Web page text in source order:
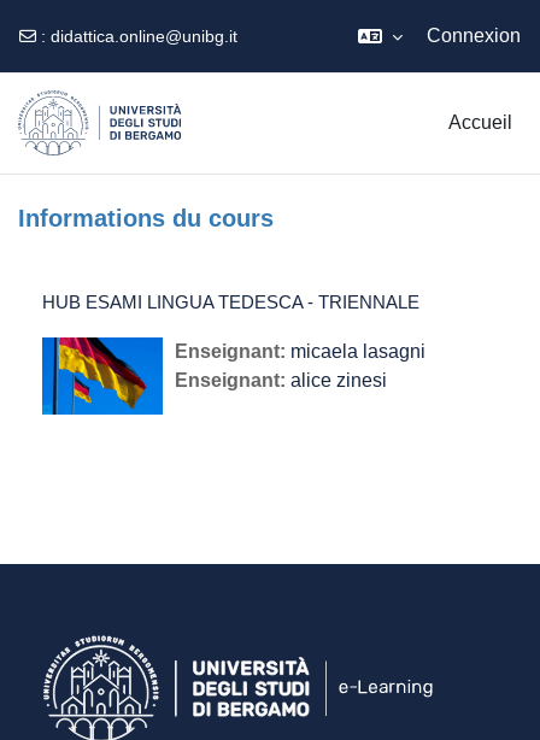
: didattica.online@unibg.it Connexion
Accueil
Informations du cours
HUB ESAMI LINGUA TEDESCA - TRIENNALE
Enseignant: micaela lasagni
Enseignant: alice zinesi